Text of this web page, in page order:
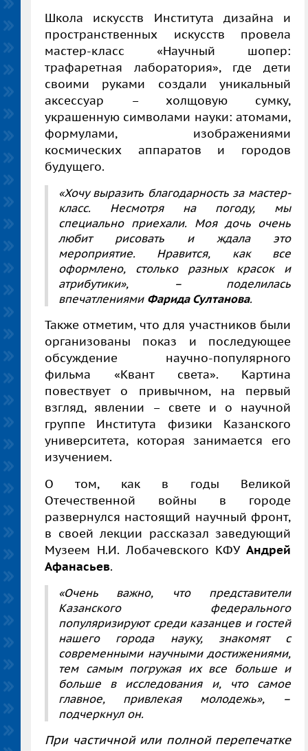
Школа искусств Института дизайна и
пространственных искусств провела
мастер-класс «Научный шопер:
трафаретная лаборатория», где дети
своими руками создали уникальный
аксессуар – холщовую сумку,
украшенную символами науки: атомами,
формулами, изображениями
космических аппаратов и городов
будущего.
«Хочу выразить благодарность за мастер-
класс. Несмотря на погоду, мы
специально приехали. Моя дочь очень
любит рисовать и ждала это
мероприятие. Нравится, как все
оформлено, столько разных красок и
атрибутики», – поделилась
впечатлениями Фарида Султанова.
Также отметим, что для участников были
организованы показ и последующее
обсуждение научно-популярного
фильма «Квант света». Картина
повествует о привычном, на первый
взгляд, явлении – свете и о научной
группе Института физики Казанского
университета, которая занимается его
изучением.
О том, как в годы Великой
Отечественной войны в городе
развернулся настоящий научный фронт,
в своей лекции рассказал заведующий
Музеем Н.И. Лобачевского КФУ Андрей
Афанасьев.
«Очень важно, что представители
Казанского федерального
популяризируют среди казанцев и гостей
нашего города науку, знакомят с
современными научными достижениями,
тем самым погружая их все больше и
больше в исследования и, что самое
главное, привлекая молодежь», –
подчеркнул он.
При частичной или полной перепечатке